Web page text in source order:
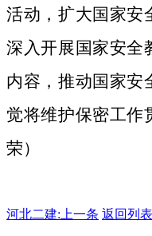
活动，扩大国家安
深入开展国家安全
内容，推动国家安
觉将维护保密工作
荣）
河北二建: 上一条 返回列表